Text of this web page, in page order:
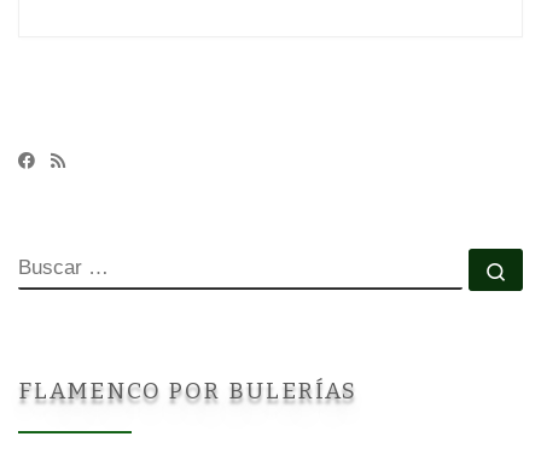
BUSCAR
FLAMENCO POR BULERÍAS